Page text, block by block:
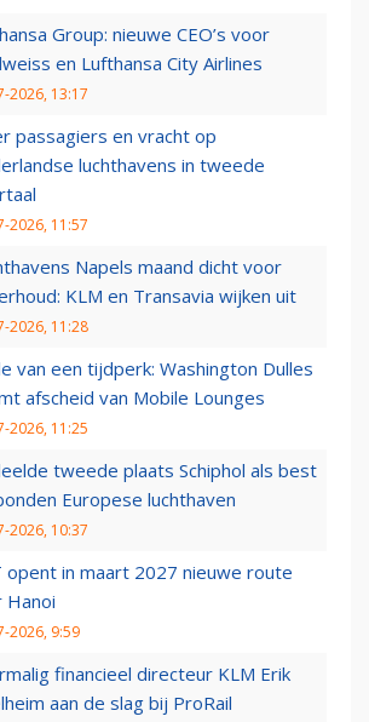
Group: nieuwe CEO’s voor
en Lufthansa City Airlines
2026, 13:17
passagiers en vracht op
luchthavens in tweede
2026, 11:57
Napels maand dicht voor
KLM en Transavia wijken uit
2026, 11:28
van een tijdperk: Washington Dulles
afscheid van Mobile Lounges
2026, 11:25
tweede plaats Schiphol als best
Europese luchthaven
2026, 10:37
opent in maart 2027 nieuwe route
Hanoi
2026, 9:59
financieel directeur KLM Erik
aan de slag bij ProRail